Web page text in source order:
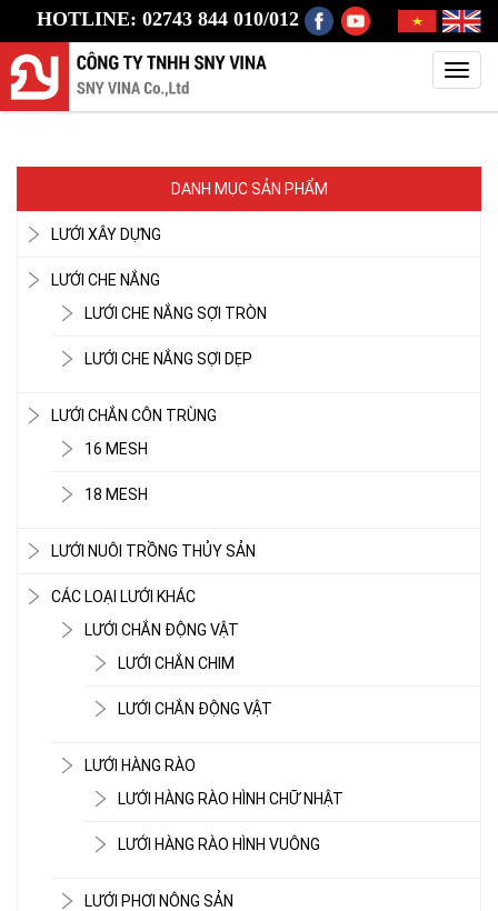
HOTLINE: 02743 844 010/012
DANH MỤC SẢN PHẨM
LƯỚI XÂY DỰNG
LƯỚI CHE NẮNG
LƯỚI CHE NẮNG SỢI TRÒN
LƯỚI CHE NẮNG SỢI DẸP
LƯỚI CHẮN CÔN TRÙNG
16 MESH
18 MESH
LƯỚI NUÔI TRỒNG THỦY SẢN
CÁC LOẠI LƯỚI KHÁC
LƯỚI CHẮN ĐỘNG VẬT
LƯỚI CHẮN CHIM
LƯỚI CHẮN ĐỘNG VẬT
LƯỚI HÀNG RÀO
LƯỚI HÀNG RÀO HÌNH CHỮ NHẬT
LƯỚI HÀNG RÀO HÌNH VUÔNG
LƯỚI PHƠI NÔNG SẢN